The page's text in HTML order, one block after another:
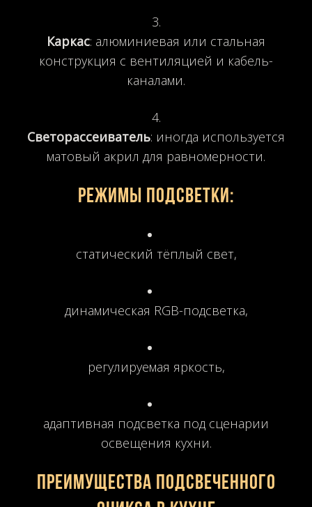
Каркас: алюминиевая или стальная
конструкция с вентиляцией и кабель-
каналами.
Светорассеиватель: иногда используется
матовый акрил для равномерности.
Режимы подсветки:
статический тёплый свет,
динамическая RGB-подсветка,
регулируемая яркость,
адаптивная подсветка под сценарии
освещения кухни.
Преимущества подсвеченного